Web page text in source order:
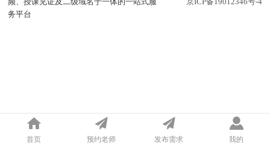
首页 预约老师 发布需求 我的
务平台